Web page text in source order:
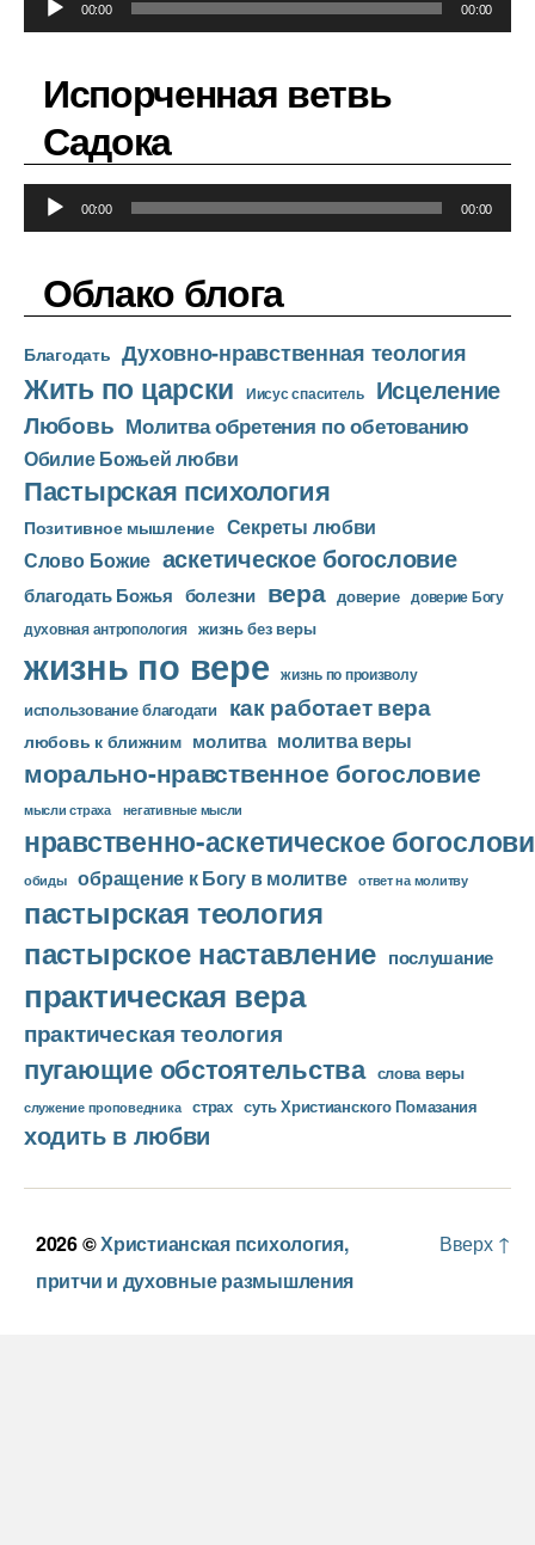
у
л
00:00 00:00
Испорченная ветвь
Садока
у
о
п
л
е
е
р
00:00 00:00
Облако блога
Благодать Духовно-нравственная теология
Жить по царски Иисус спаситель Исцеление
Любовь Молитва обретения по обетованию
Обилие Божьей любви
Пастырская психология
Позитивное мышление Секреты любви
Слово Божие аскетическое богословие
благодать Божья болезни вера доверие доверие Богу
духовная антропология жизнь без веры
жизнь по вере жизнь по произволу
использование благодати как работает вера
любовь к ближним молитва молитва веры
морально-нравственное богословие
мысли страха негативные мысли
нравственно-аскетическое
обиды обращение к Богу в молитве ответ на молитву
пастырская теология
пастырское наставление послушание
практическая вера
практическая теология
пугающие обстоятельства слова веры
служение проповедника страх суть Христианского Помазания
ходить в любви
2026 ©Христианская психология,
притчи и духовные размышления
Вверх ↑